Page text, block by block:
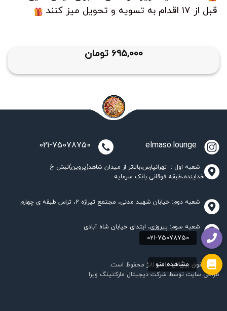
قبل از 17 اقدام به تسویه و تحویل میز کنند
695,000 تومان
elmaso.lounge
شعبه اول : تهرانپارس،بالاتر از میدان شاهد(پروین)نبش خ
خدابنده،طبقه فوقانی بانک سرمایه
شعبه دوم: خیابان شهید مدنی، مجتمع تیراژه 2، تراس طبقه ی چهارم
شعبه سوم: پیروزی، ابتدای خیابان شاه آبادی
تمام حقوق برای ال ماسو لانژ محفوظ است.
طراحی سایت توسط شرکت دیجیتال مارکتینگ ویرا